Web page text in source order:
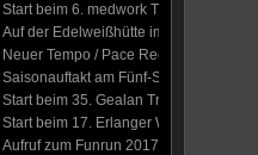
Start beim 6. medwork Triathlon in
Auf der Edelweißhütte im Nürnberger
Neuer Tempo / Pace Rechner
Saisonauftakt am Fünf-Seidla-Steig
Start beim 35. Gealan Triathlon in Hof
Start beim 17. Erlanger Winterwaldlauf
Aufruf zum Funrun 2017, 22.06.2017